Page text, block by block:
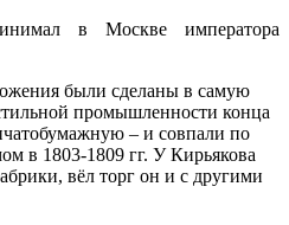
в Москве императора
были сделаны в самую
промышленности конца
– и совпали по
в 1803-1809 гг. У Кирьякова
вёл торг он и с другими